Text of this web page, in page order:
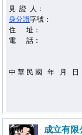
見 證 人： （
身分證字號：
住 址：
電 話：
中 華 民 國 年 月 日
成立有限